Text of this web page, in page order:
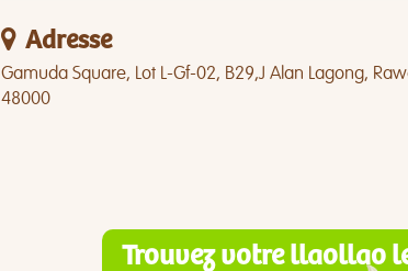
Adresse
Gamuda Square, Lot L-Gf-02, B29,J Alan Lagong,
48000
Trouvez votre llaollao